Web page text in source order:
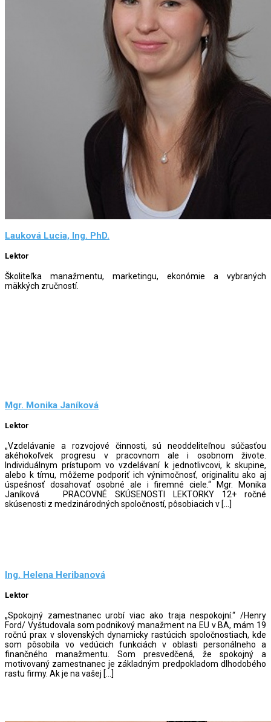
Lauková Lucia, Ing. PhD.
Lektor
Školiteľka manažmentu, marketingu, ekonómie a vybraných
mäkkých zručností.
Mgr. Monika Janíková
Lektor
„Vzdelávanie a rozvojové činnosti, sú neoddeliteľnou súčasťou
akéhokoľvek progresu v pracovnom ale i osobnom živote.
Individuálnym prístupom vo vzdelávaní k jednotlivcovi, k skupine,
alebo k tímu, môžeme podporiť ich výnimočnosť, originalitu ako aj
úspešnosť dosahovať osobné ale i firemné ciele.“ Mgr. Monika
Janíková PRACOVNÉ SKÚSENOSTI LEKTORKY 12+ ročné
skúsenosti z medzinárodných spoločností, pôsobiacich v […]
Ing. Helena Heribanová
Lektor
„Spokojný zamestnanec urobí viac ako traja nespokojní.“ /Henry
Ford/ Vyštudovala som podnikový manažment na EU v BA, mám 19
ročnú prax v slovenských dynamicky rastúcich spoločnostiach, kde
som pôsobila vo vedúcich funkciách v oblasti personálneho a
finančného manažmentu. Som presvedčená, že spokojný a
motivovaný zamestnanec je základným predpokladom dlhodobého
rastu firmy. Ak je na vašej […]